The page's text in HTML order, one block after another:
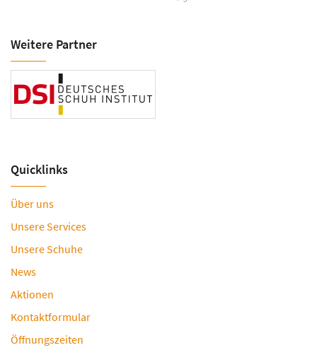
Weitere Partner
Quicklinks
Über uns
Unsere Services
Unsere Schuhe
News
Aktionen
Kontaktformular
Öffnungszeiten